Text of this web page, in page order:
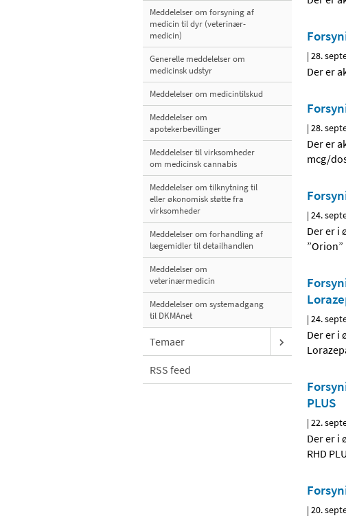
Meddelelser om forsyning af
medicin til dyr (veterinær-
medicin)
Generelle meddelelser om
medicinsk udstyr
Meddelelser om medicintilskud
Meddelelser om
apotekerbevillinger
Meddelelser til virksomheder
om medicinsk cannabis
Meddelelser om tilknytning til
eller økonomisk støtte fra
virksomheder
Meddelelser om forhandling af
lægemidler til detailhandlen
Meddelelser om
veterinærmedicin
Meddelelser om systemadgang
til DKMAnet
Temaer
RSS feed
|28.
Der er
|28.
Der er
mcg/
|24.
Der er i
”Orion”
|24.
Der er i
PLUS
|22.
Der er i
RHD
|20.